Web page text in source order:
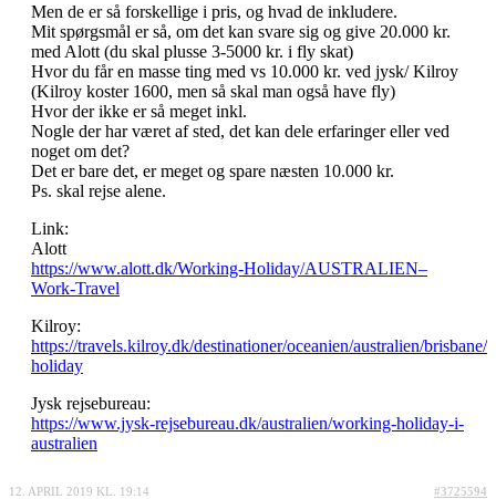
Men de er så forskellige i pris, og hvad de inkludere.
Mit spørgsmål er så, om det kan svare sig og give 20.000 kr.
med Alott (du skal plusse 3-5000 kr. i fly skat)
Hvor du får en masse ting med vs 10.000 kr. ved jysk/ Kilroy
(Kilroy koster 1600, men så skal man også have fly)
Hvor der ikke er så meget inkl.
Nogle der har været af sted, det kan dele erfaringer eller ved
noget om det?
Det er bare det, er meget og spare næsten 10.000 kr.
Ps. skal rejse alene.
Link:
Alott
https://www.alott.dk/Working-Holiday/AUSTRALIEN–
Work-Travel
Kilroy:
https://travels.kilroy.dk/destinationer/oceanien/australien/brisbane/
holiday
Jysk rejsebureau:
https://www.jysk-rejsebureau.dk/australien/working-holiday-i-
australien
12. APRIL 2019 KL. 19:14 #3725594